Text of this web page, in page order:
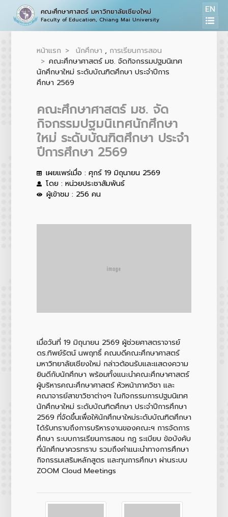
คณะศึกษาศาสตร์ มหาวิทยาลัยเชียงใหม่
Faculty of Education, Chiang Mai University
EN
หน้าแรก นักศึกษา , การเรียนการสอน
คณะศึกษาศาสตร์ มช. จัดกิจกรรมปฐมนิเทศ
นักศึกษาใหม่ ระดับบัณฑิตศึกษา ประจำปีการ
ศึกษา 2569
คณะศึกษาศาสตร์ มช. จัด
กิจกรรมปฐมนิเทศนักศึกษา
ใหม่ ระดับบัณฑิตศึกษา ประจำ
ปีการศึกษา 2569
เผยแพร่เมื่อ : ศุกร์ 19 มิถุนายน 2569
โดย : หน่วยประชาสัมพันธ์
ผู้เข้าชม : 256 คน
เมื่อวันที่ 19 มิถุนายน 2569 ผู้ช่วยศาสตราจารย์
ดร.ทิพย์รัตน์ นพฤทธิ์ คณบดีคณะศึกษาศาสตร์
มหาวิทยาลัยเชียงใหม่ กล่าวต้อนรับและแสดงความ
ยินดีกับนักศึกษา พร้อมทั้งแนะนำคณะศึกษาศาสตร์
ผู้บริหารคณะศึกษาศาสตร์ หัวหน้าภาควิชา และ
คณาจารย์สาขาวิชาต่างๆ ในกิจกรรมการปฐมนิเทศ
นักศึกษาใหม่ ระดับบัณฑิตศึกษา ประจำปีการศึกษา
2569 ที่จัดขึ้นเพื่อให้นักศึกษาใหม่ระดับบัณฑิตศึกษา
ได้รับทราบถึงการบริหารงานของคณะฯ การจัดการ
ศึกษา ระบบการเรียนการสอน กฎ ระเบียบ ข้อบังคับ
ที่นักศึกษาควรทราบ รวมถึงคำแนะนำทางการศึกษา
กิจกรรมเสริมหลักสูตร และทุนการศึกษา ผ่านระบบ
ZOOM Cloud Meetings